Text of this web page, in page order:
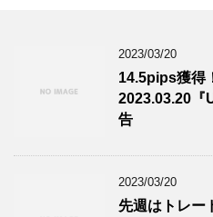
2023/03/20
14.5pips獲得
2023.03.20『
告
2023/03/20
先週はトレー